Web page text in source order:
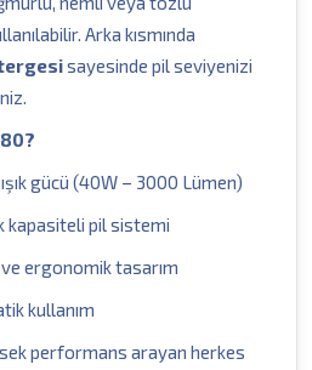
Arka kısmında
sayesinde pil seviyenizi
gücü (40W – 3000 Lümen)
kapasiteli pil sistemi
ve ergonomik tasarım
kullanım
performans arayan herkes